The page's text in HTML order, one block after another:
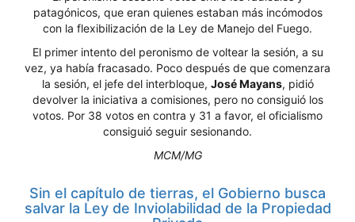
patagónicos, que eran quienes estaban más incómodos
con la flexibilización de la Ley de Manejo del Fuego.
El primer intento del peronismo de voltear la sesión, a su
vez, ya había fracasado. Poco después de que comenzara
la sesión, el jefe del interbloque, José Mayans, pidió
devolver la iniciativa a comisiones, pero no consiguió los
votos. Por 38 votos en contra y 31 a favor, el oficialismo
consiguió seguir sesionando.
MCM/MG
Sin el capítulo de tierras, el Gobierno busca
salvar la Ley de Inviolabilidad de la Propiedad